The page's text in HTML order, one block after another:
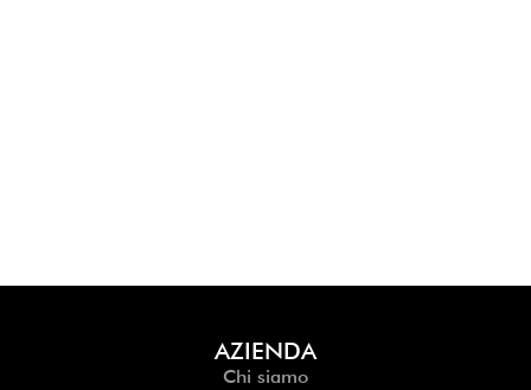
AZIENDA
Chi siamo